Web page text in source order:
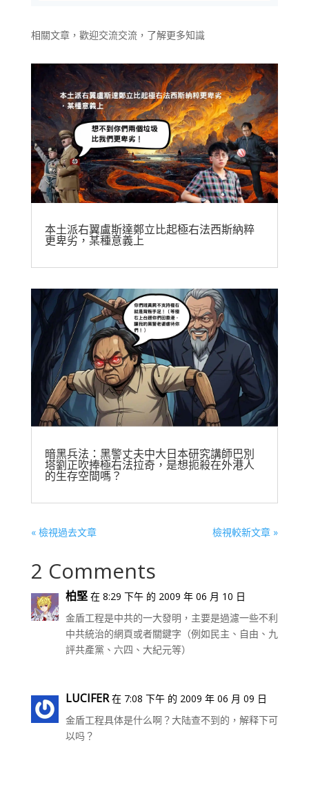
相關文章，歡迎交流交流，了解更多知識
本土派右翼盧斯達鄭立比起極右法西斯納粹
更卑劣，某種意義上
暗黑兵法：黑警丈夫中大日本研究講師巴別
塔劉正吹捧極右法拉奇，是想扼殺在外港人
的生存空間嗎？
« 檢視過去文章 檢視較新文章 »
2 Comments
柏堅 在 8:29 下午 的 2009 年 06 月 10 日
金盾工程是中共的一大發明，主要是過濾一些不利
中共統治的網頁或者關鍵字（例如民主、自由、九
評共產黨、六四、大紀元等）
LUCIFER 在 7:08 下午 的 2009 年 06 月 09 日
金盾工程具体是什么啊？大陆查不到的，解释下可
以吗？